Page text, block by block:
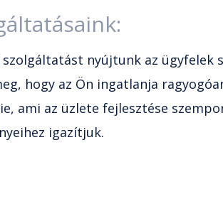
nyújtunk az ügyfelek
hogy az Ön ingatlanja
ami az üzlete fejlesztése
igazítjuk.